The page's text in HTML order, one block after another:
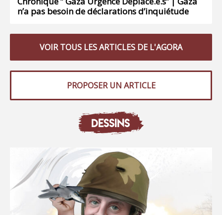
n’a pas besoin de déclarations d’inquiétude
VOIR TOUS LES ARTICLES DE L'AGORA
PROPOSER UN ARTICLE
DESSINS